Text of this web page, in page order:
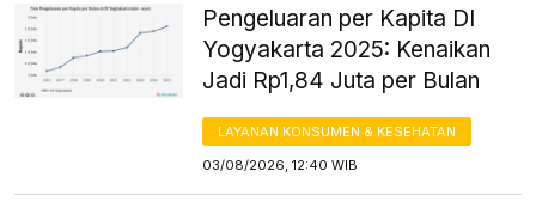
Pengeluaran per Kapita DI
Yogyakarta 2025: Kenaikan
Jadi Rp1,84 Juta per Bulan
LAYANAN KONSUMEN & KESEHATAN
03/08/2026, 12:40 WIB